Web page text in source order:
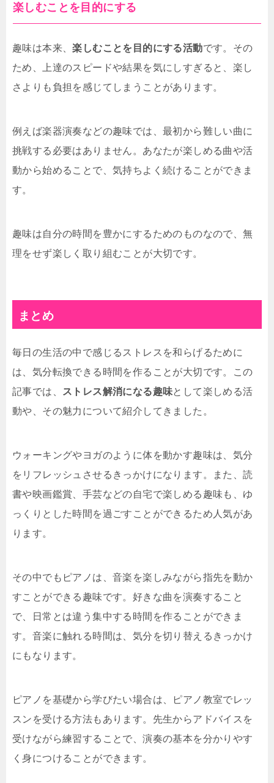
楽しむことを目的にする
趣味は本来、楽しむことを目的にする活動です。その
ため、上達のスピードや結果を気にしすぎると、楽し
さよりも負担を感じてしまうことがあります。
例えば楽器演奏などの趣味では、最初から難しい曲に
挑戦する必要はありません。あなたが楽しめる曲や活
動から始めることで、気持ちよく続けることができま
す。
趣味は自分の時間を豊かにするためのものなので、無
理をせず楽しく取り組むことが大切です。
まとめ
毎日の生活の中で感じるストレスを和らげるために
は、気分転換できる時間を作ることが大切です。この
記事では、
ストレス解消になる趣味として楽しめる活
動や、その魅力について紹介してきました。
ウォーキングやヨガのように体を動かす趣味は、気分
をリフレッシュさせるきっかけになります。また、読
書や映画鑑賞、手芸などの自宅で楽しめる趣味も、ゆ
っくりとした時間を過ごすことができるため人気があ
ります。
その中でもピアノは、音楽を楽しみながら指先を動か
すことができる趣味です。好きな曲を演奏すること
で、日常とは違う集中する時間を作ることができま
す。音楽に触れる時間は、気分を切り替えるきっかけ
にもなります。
ピアノを基礎から学びたい場合は、ピアノ教室でレッ
スンを受ける方法もあります。先生からアドバイスを
受けながら練習することで、演奏の基本を分かりやす
く身につけることができます。